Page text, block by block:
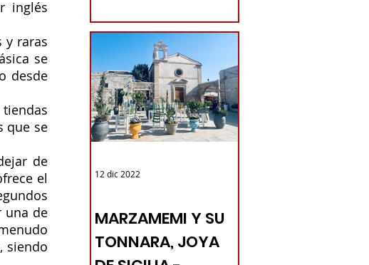
inglés
y raras
se
desde
que se
de
el
una de
siendo
MARZAMEMI Y SU
TONNARA, JOYA
12 dic 2022